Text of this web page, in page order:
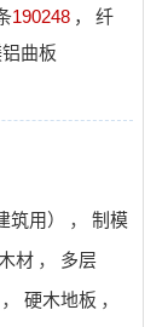
190248 ，
纤
曲板
筑用） ，
制模
材 ，
多层
， 硬木地板 ，